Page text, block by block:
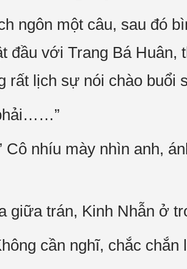
ngôn một câu, sau đó
đầu với Trang Bá Huân,
rất lịch sự nói chào buổi
Cô nhíu mày nhìn anh,
giữa trán, Kinh Nhẫn ở
cần nghĩ, chắc chắn